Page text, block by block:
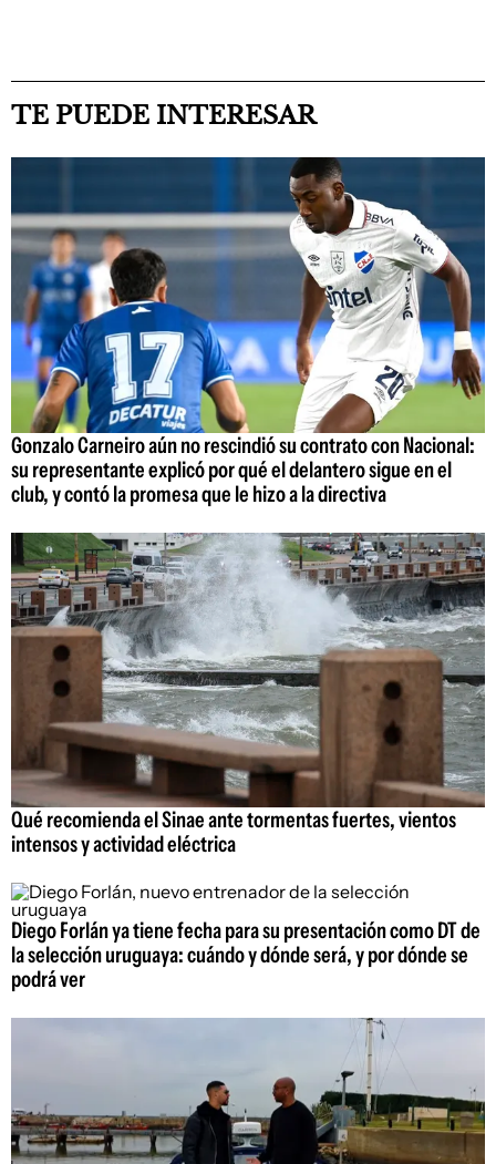
TE PUEDE INTERESAR
Gonzalo Carneiro aún no rescindió su contrato con Nacional:
su representante explicó por qué el delantero sigue en el
club, y contó la promesa que le hizo a la directiva
Qué recomienda el Sinae ante tormentas fuertes, vientos
intensos y actividad eléctrica
Diego Forlán ya tiene fecha para su presentación como DT de
la selección uruguaya: cuándo y dónde será, y por dónde se
podrá ver